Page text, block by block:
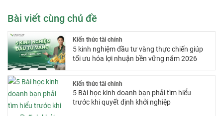
Bài viết cùng chủ đề
Kiến thức tài chính
5 kinh nghiệm đầu tư vàng thực chiến giúp
tối ưu hóa lợi nhuận bền vững năm 2026
Kiến thức tài chính
5 Bài học kinh doanh bạn phải tìm hiểu
trước khi quyết định khởi nghiệp